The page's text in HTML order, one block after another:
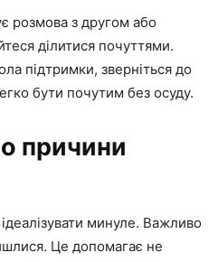
розмова з другом або
ділитися почуттями.
підтримки, зверніться до
бути почутим без осуду.
причини
минуле. Важливо
Це допомагає не